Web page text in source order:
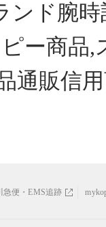
ンド腕
ー商品
通販信
急便・EMS追跡